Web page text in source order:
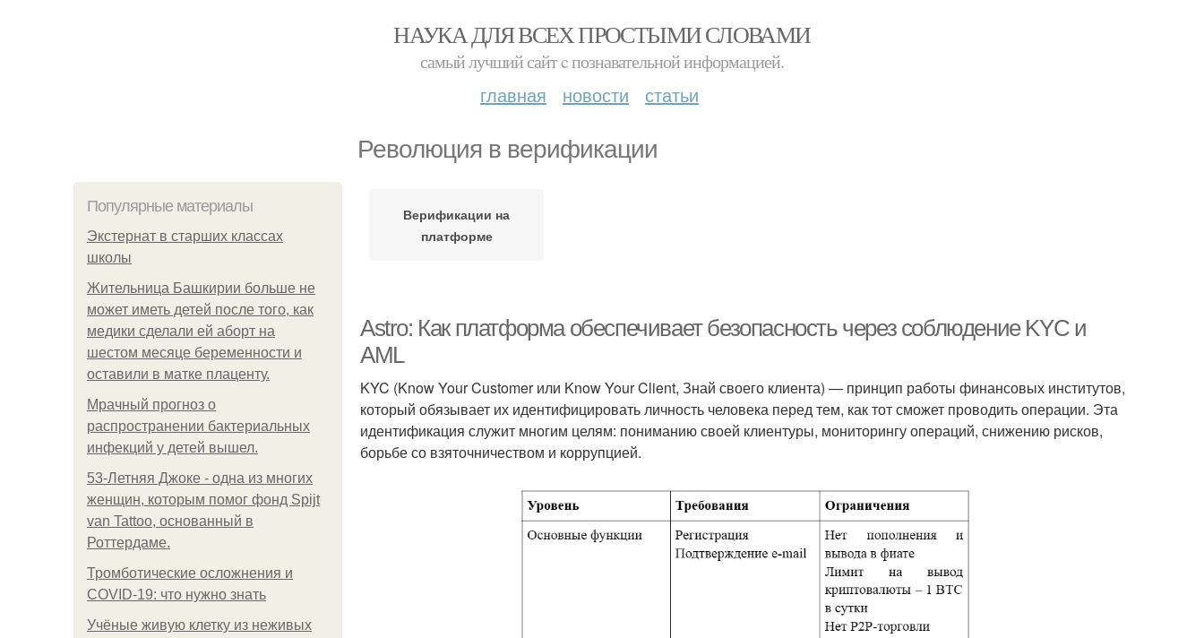
НАУКА ДЛЯ ВСЕХ ПРОСТЫМИ СЛОВАМИ
самый лучший сайт c познавательной информацией.
главная новости статьи
Революция в верификации
Популярные материалы
Экстернат в старших классах
школы
Жительница Башкирии больше не
может иметь детей после того, как
медики сделали ей аборт на
шестом месяце беременности и
оставили в матке плаценту.
Мрачный прогноз о
распространении бактериальных
инфекций у детей вышел.
53-Летняя Джоке - одна из многих
женщин, которым помог фонд Spijt
van Tattoo, основанный в
Роттердаме.
Тромботические осложнения и
COVID-19: что нужно знать
Учёные живую клетку из неживых
Верификации на
платформе
Astro: Как платформа обеспечивает безопасность через соблюдение KYC и
AML
KYC (Know Your Customer или Know Your Client, Знай своего клиента) — принцип работы финансовых институтов,
который обязывает их идентифицировать личность человека перед тем, как тот сможет проводить операции. Эта
идентификация служит многим целям: пониманию своей клиентуры, мониторингу операций, снижению рисков,
борьбе со взяточничеством и коррупцией.